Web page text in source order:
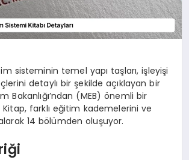
sisteminin temel yapı taşları, işleyişi
detaylı bir şekilde açıklayan bir
Bakanlığı’ndan (MEB) önemli bir
Kitap, farklı eğitim kademelerini ve
14 bölümden oluşuyor.